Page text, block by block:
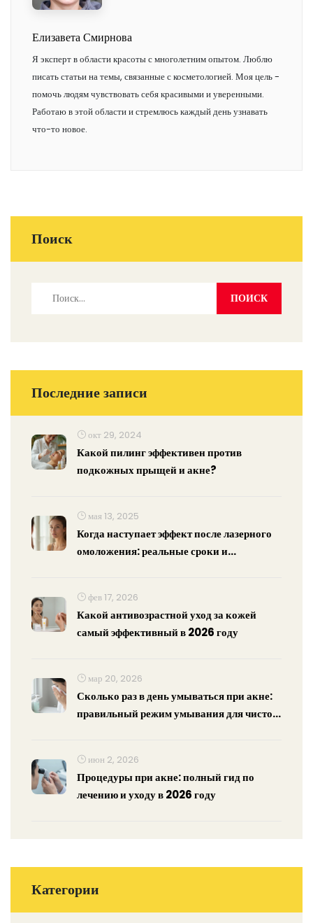
Елизавета Смирнова
Я эксперт в области красоты с многолетним опытом. Люблю
писать статьи на темы, связанные с косметологией. Моя цель -
помочь людям чувствовать себя красивыми и уверенными.
Работаю в этой области и стремлюсь каждый день узнавать
что-то новое.
Поиск
Последние записи
окт 29, 2024
Какой пилинг эффективен против
подкожных прыщей и акне?
мая 13, 2025
Когда наступает эффект после лазерного
омоложения: реальные сроки и
фев 17, 2026
Какой антивозрастной уход за кожей
самый эффективный в 2026 году
мар 20, 2026
Сколько раз в день умываться при акне:
правильный режим умывания для чистой
июн 2, 2026
Процедуры при акне: полный гид по
лечению и уходу в 2026 году
Категории